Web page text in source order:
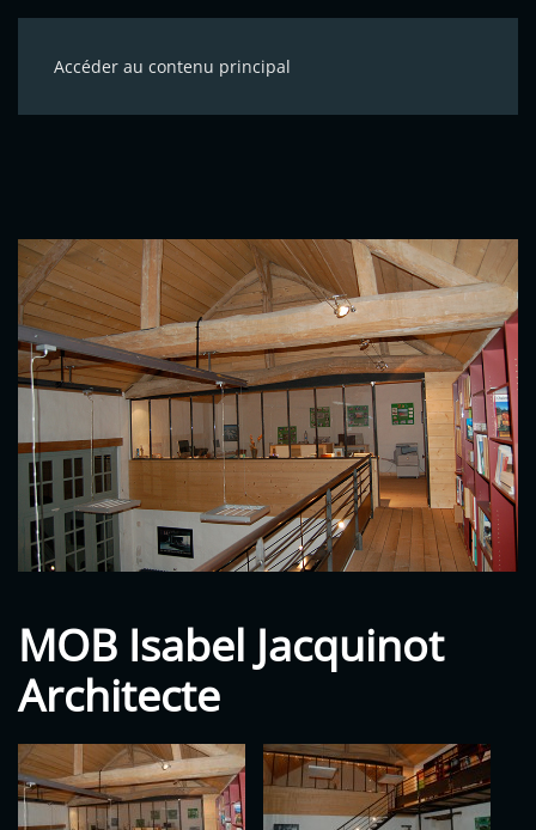
Accéder au contenu principal
MOB Isabel Jacquinot
Architecte